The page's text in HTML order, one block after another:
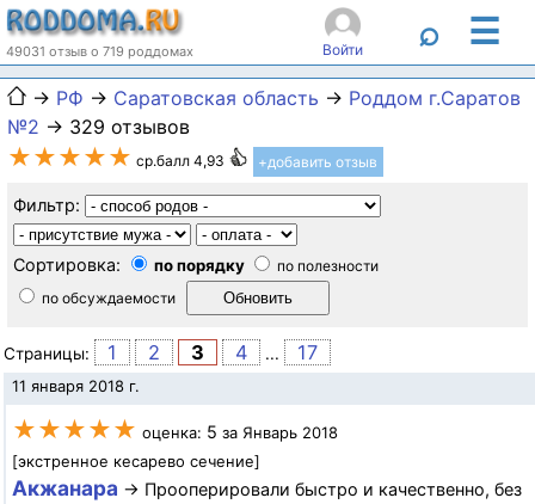
49031 отзыв о 719 роддомах Войти ⌕ ☰
→ РФ → Саратовская область → Роддом г.Саратов
№2 → 329 отзывов
★★★★★ ср.балл 4,93 +добавить отзыв
Фильтр:
Сортировка: по порядку
по полезности
по обсуждаемости
Страницы: 1 2 3 4 ... 17
11 января 2018 г.
★★★★★ оценка: 5 за Январь 2018
[экстренное кесарево сечение]
Акжанара → Прооперировали быстро и качественно, без